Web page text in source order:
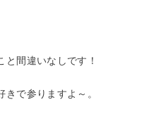
と間違いなしです！
で参りますよ～。